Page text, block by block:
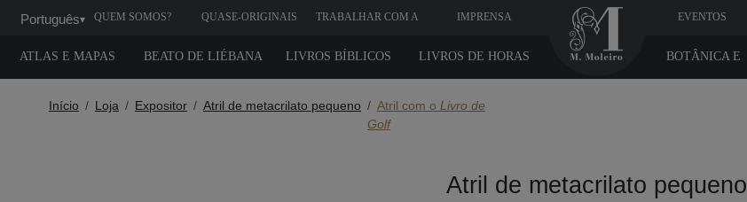
Português▾ QUEM SOMOS? QUASE-ORIGINAIS TRABALHAR COM A IMPRENSA EVENTOS
ATLAS E MAPAS BEATO DE LIÉBANA LIVROS BÍBLICOS LIVROS DE HORAS BOTÂNICA E
Início Loja Expositor Atril de metacrilato pequeno Atril com o Livro de
Golf
Atril de metacrilato pequeno